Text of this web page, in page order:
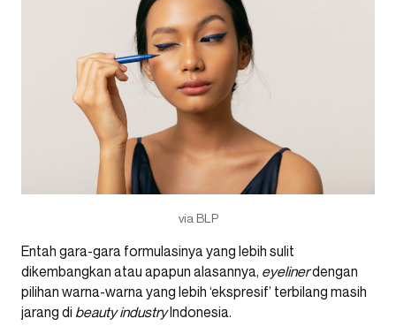
via BLP
Entah gara-gara formulasinya yang lebih sulit
dikembangkan atau apapun alasannya, eyelinerdengan
pilihan warna-warna yang lebih ‘ekspresif’ terbilang masih
jarang di beauty industryIndonesia.